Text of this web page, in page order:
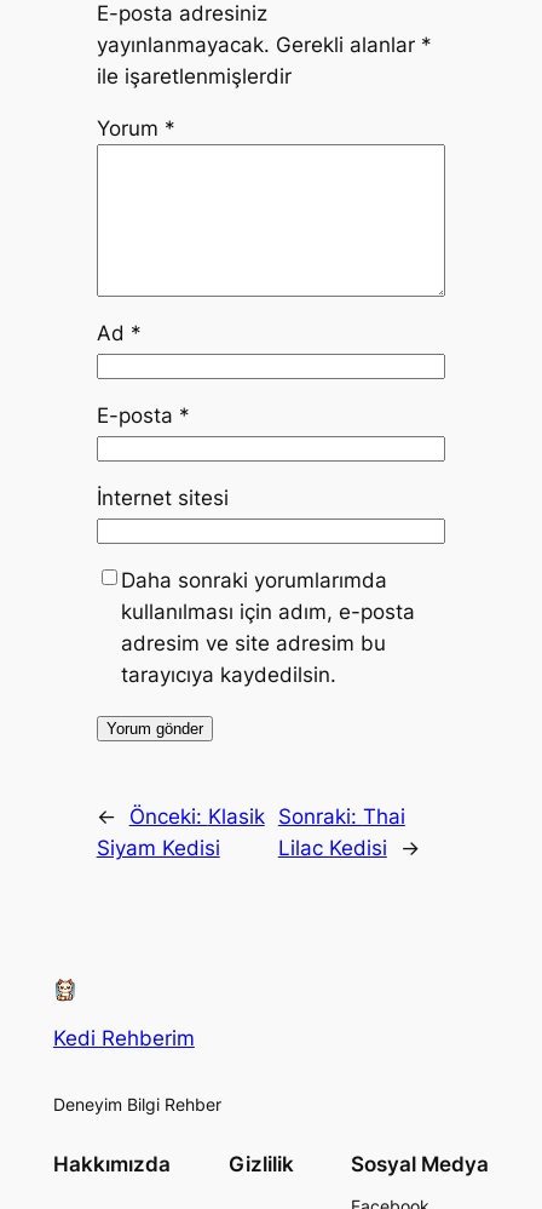
E-posta adresiniz
yayınlanmayacak. Gerekli alanlar *
ile işaretlenmişlerdir
Yorum *
Ad *
E-posta *
İnternet sitesi
Daha sonraki yorumlarımda
kullanılması için adım, e-posta
adresim ve site adresim bu
tarayıcıya kaydedilsin.
← Önceki: Klasik
Siyam Kedisi
Sonraki: Thai
Lilac Kedisi
→
Kedi Rehberim
Deneyim Bilgi Rehber
Hakkımızda Gizlilik Sosyal Medya